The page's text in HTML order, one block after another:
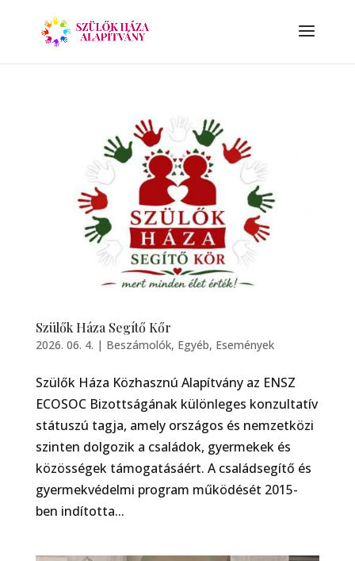
Szülők Háza Segítő Kőr
2026. 06. 4. | Beszámolók, Egyéb, Események
Szülők Háza Közhasznú Alapítvány az ENSZ
ECOSOC Bizottságának különleges konzultatív
státuszú tagja, amely országos és nemzetközi
szinten dolgozik a családok, gyermekek és
közösségek támogatásáért. A családsegítő és
gyermekvédelmi program működését 2015-
ben indította...